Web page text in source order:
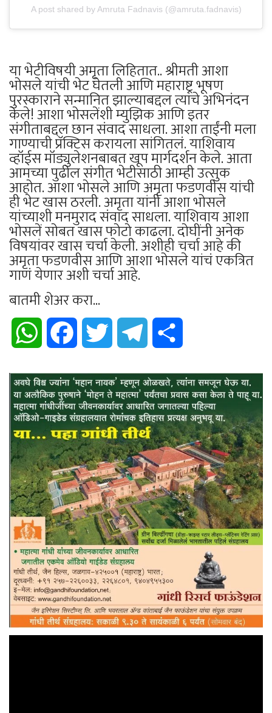
A post shared by Amruta Fadnavis (@amruta.fadnavis)
या भेटीविषयी अमृता लिहितात.. श्रीमती आशा
भोसले यांची भेट घेतली आणि महाराष्ट्र भूषण
पुरस्काराने सन्मानित झाल्याबद्दल त्यांचे अभिनंदन
केले! आशा भोसलेंशी म्युझिक आणि इतर
संगीताबद्दल छान संवाद साधला. आशा ताईंनी मला
गाण्याची प्रॅक्टिस करायला सांगितलं. याशिवाय
व्हॉईस मॉड्युलेशनबाबत खूप मार्गदर्शन केले. आता
आमच्या पुढील संगीत भेटीसाठी आम्ही उत्सुक
आहोत. आशा भोसले आणि अमृता फडणवीस यांची
ही भेट खास ठरली. अमृता यांनी आशा भोसले
यांच्याशी मनमुराद संवाद साधला. याशिवाय आशा
भोसलें सोबत खास फोटो काढला. दोघींनी अनेक
विषयांवर खास चर्चा केली. अशीही चर्चा आहे की
अमृता फडणवीस आणि आशा भोसले यांचं एकत्रित
गाणं येणार अशी चर्चा आहे.
बातमी शेअर करा...
WhatsApp Facebook Twitter Telegram